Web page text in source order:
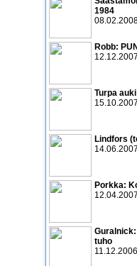
1984
Robb:
12.12.2007
Turpa
15.10.2007
Lindfors
14.06.2007
Porkka:
12.04.2007
tuho
11.12.2006